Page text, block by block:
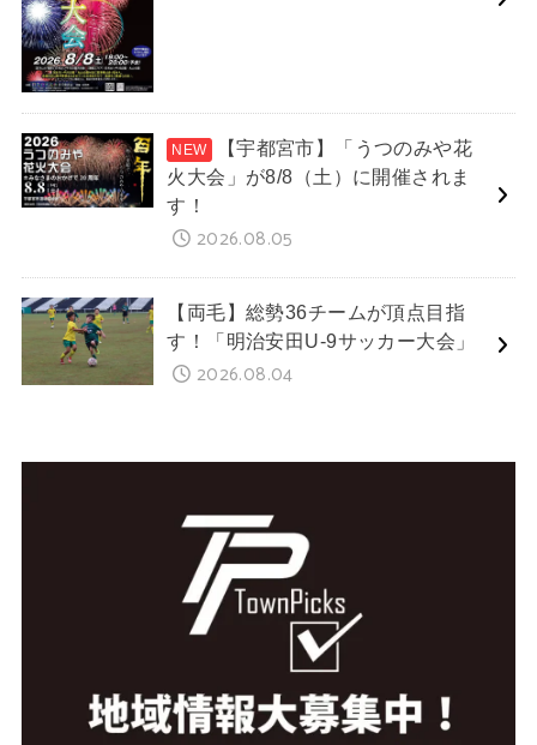
【宇都宮市】「うつのみや花
火大会」が8/8（土）に開催されま
す！
2026.08.05
【両毛】総勢36チームが頂点目指
す！「明治安田U-9サッカー大会」
2026.08.04